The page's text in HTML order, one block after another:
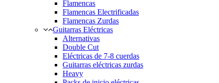
Flamencas
Flamencas Electrificadas
Flamencas Zurdas
Guitarras Eléctricas
Alternativas
Double Cut
Eléctricas de 7-8 cuerdas
Guitarras eléctricas zurdas
Heavy